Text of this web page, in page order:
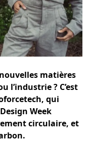
matières
l’industrie ? C’est
qui
Week
circulaire, et